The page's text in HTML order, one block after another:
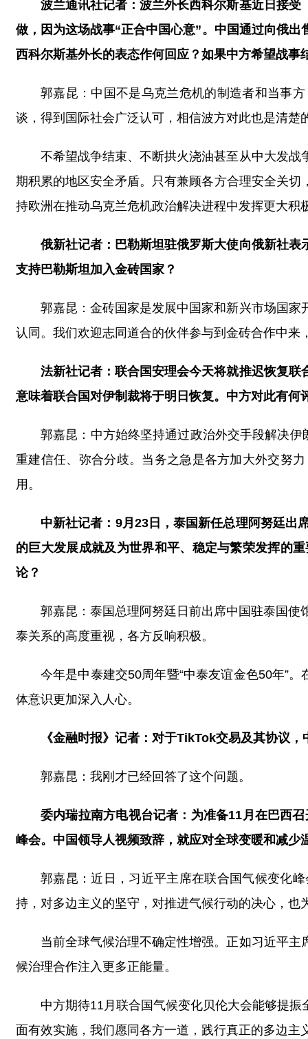
波兰通讯社记者：波兰外长西科尔斯基近日接
做，因为这场战事“正合中国心意”。中国通过向俄
西科尔斯基外长的表态作何回应？如果中方希望战
郭嘉昆：中国不是乌克兰危机的制造者和当事
谈，得到国际社会广泛认可，相信波方对此也是清楚
不希望战争结束、不断拱火浇油甚至从中大发
期积累的地区安全矛盾。只有兼顾各方合理安全关
持欧洲在推动乌克兰危机政治解决进程中发挥更大积
俄新社记者：巴勒斯坦驻俄罗斯大使向俄新社
支持巴勒斯坦加入金砖国家？
郭嘉昆：金砖国家是发展中国家和新兴市场国
认同。我们欢迎志同道合的伙伴参与到金砖合作中
法新社记者：联合国安理会今天将就推迟恢复
意味着联合国对伊制裁将于明日恢复。中方对此有何
郭嘉昆：中方始终坚持通过政治外交手段解决
重建信任、弥合分歧。当务之急是各方加大外交努
用。
中新社记者：9月23日，泰国新任总理阿努廷出
的巨大发展成就及为世界和平、稳定与繁荣发挥的
论？
郭嘉昆：泰国总理阿努廷日前出席中国驻泰国
泰关系的高度重视，各方反响积极。
今年是中泰建交50周年暨“中泰友谊金色50年”
体意识更加深入人心。
《金融时报》记者：对于TikTok交易及其协议
郭嘉昆：我刚才已经回答了这个问题。
委内瑞拉南方电视台记者：为准备11月在巴西
峰会。中国领导人视频致辞，就应对全球变暖和减
郭嘉昆：近日，习近平主席在联合国气候变化
持，对多边主义的坚守，对推进气候行动的决心，
当前全球气候治理不确定性增强。正如习近平
候治理合作注入更多正能量。
中方期待11月联合国气候变化贝伦大会能够提
面有效实施，我们愿同各方一道，践行真正的多边